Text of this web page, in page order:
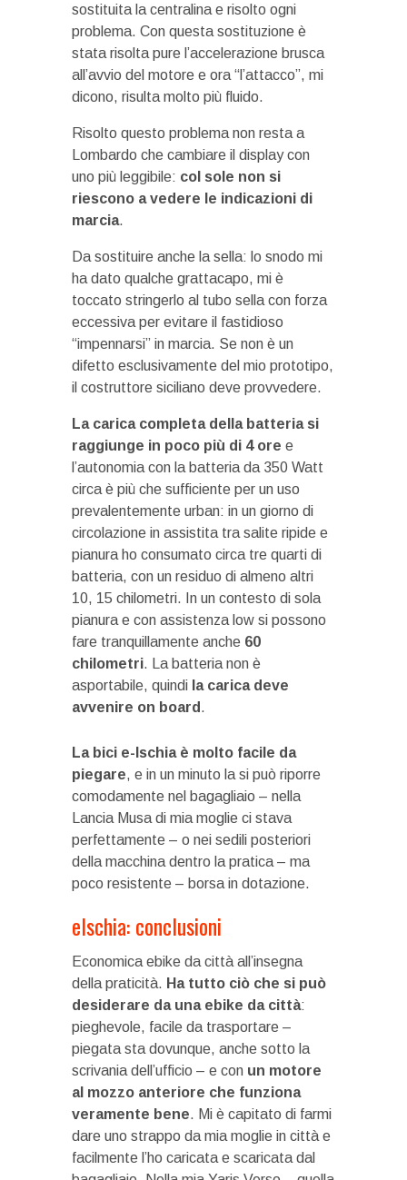
sostituita la centralina e risolto ogni
problema. Con questa sostituzione è
stata risolta pure l’accelerazione brusca
all’avvio del motore e ora “l’attacco”, mi
dicono, risulta molto più fluido.
Risolto questo problema non resta a
Lombardo che cambiare il display con
uno più leggibile: col sole non si
riescono a vedere le indicazioni di
marcia.
Da sostituire anche la sella: lo snodo mi
ha dato qualche grattacapo, mi è
toccato stringerlo al tubo sella con forza
eccessiva per evitare il fastidioso
“impennarsi” in marcia. Se non è un
difetto esclusivamente del mio prototipo,
il costruttore siciliano deve provvedere.
La carica completa della batteria si
raggiunge in poco più di 4 ore e
l’autonomia con la batteria da 350 Watt
circa è più che sufficiente per un uso
prevalentemente urban: in un giorno di
circolazione in assistita tra salite ripide e
pianura ho consumato circa tre quarti di
batteria, con un residuo di almeno altri
10, 15 chilometri. In un contesto di sola
pianura e con assistenza low si possono
fare tranquillamente anche 60
chilometri. La batteria non è
asportabile, quindi la carica deve
avvenire on board .
La bici e-Ischia è molto facile da
piegare, e in un minuto la si può riporre
comodamente nel bagagliaio – nella
Lancia Musa di mia moglie ci stava
perfettamente – o nei sedili posteriori
della macchina dentro la pratica – ma
poco resistente – borsa in dotazione.
eIschia: conclusioni
Economica ebike da città all’insegna
della praticità. Ha tutto ciò che si può
desiderare da una ebike da città:
pieghevole, facile da trasportare –
piegata sta dovunque, anche sotto la
scrivania dell’ufficio – e con un motore
al mozzo anteriore che funziona
veramente bene. Mi è capitato di farmi
dare uno strappo da mia moglie in città e
facilmente l’ho caricata e scaricata dal